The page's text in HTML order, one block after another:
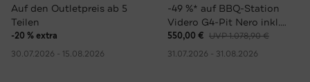
Auf den Outletpreis ab 5
Teilen
-20 % extra
30.07.2026 - 15.08.2026
-49 %* auf BBQ-Station
Videro G4-Pit Nero inkl.
Abdeckhaube & Grillplatte
550,00 € UVP 1.078,90 €
31.07.2026 - 31.08.2026